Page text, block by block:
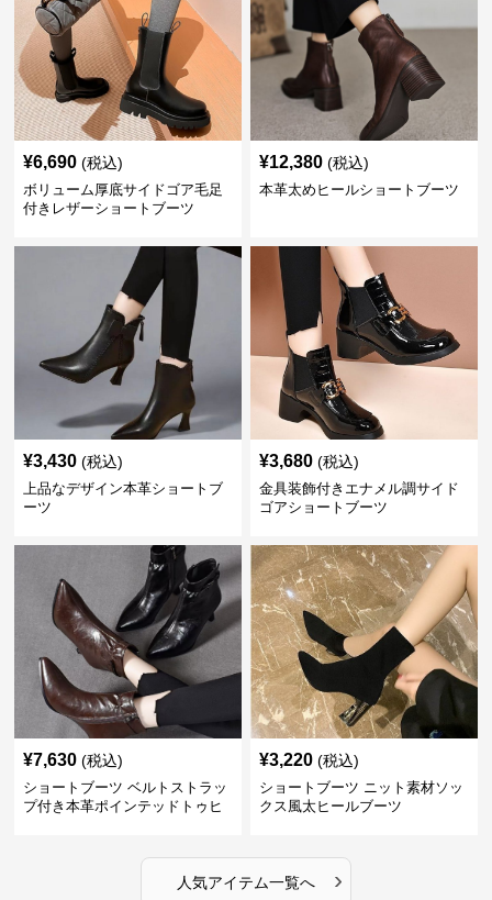
¥6,690 (税込)
ボリューム厚底サイドゴア毛足
付きレザーショートブーツ
¥12,380 (税込)
本革太めヒールショートブーツ
¥3,430 (税込)
上品なデザイン本革ショートブ
ーツ
¥3,680 (税込)
金具装飾付きエナメル調サイド
ゴアショートブーツ
¥7,630 (税込)
ショートブーツ ベルトストラッ
プ付き本革ポインテッドトゥヒ
¥3,220 (税込)
ショートブーツ ニット素材ソッ
クス風太ヒールブーツ
人気アイテム一覧へ ›